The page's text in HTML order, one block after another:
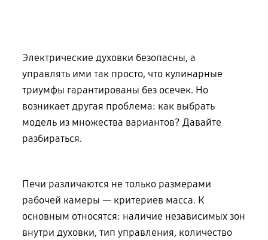
Электрические духовки безопасны, а
управлять ими так просто, что кулинарные
триумфы гарантированы без осечек. Но
возникает другая проблема: как выбрать
модель из множества вариантов? Давайте
разбираться.
Печи различаются не только размерами
рабочей камеры — критериев масса. К
основным относятся: наличие независимых зон
внутри духовки, тип управления, количество